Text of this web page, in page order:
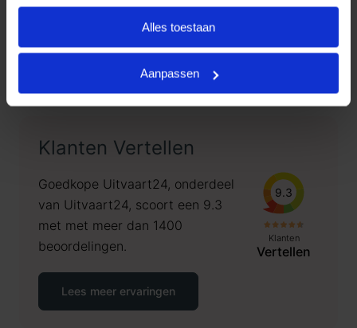
Alles toestaan
Aanpassen
Heeft u vragen of wilt u graag meer informatie
ontvangen? Goedkope Uitvaart24 is 24 uur per dag
bereikbaar. Neemt u vrijblijvend contact met ons op
085 016 0685
Klanten Vertellen
Goedkope Uitvaart24, onderdeel
van Uitvaart24, scoort een 9.3
met met meer dan 1400
beoordelingen.
9.3
Klanten
Vertellen
Lees meer ervaringen